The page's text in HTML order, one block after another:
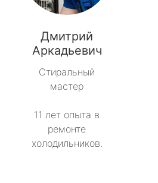
Дмитрий
Аркадьевич
Стиральный
мастер
11 лет опыта в
ремонте
холодильников.